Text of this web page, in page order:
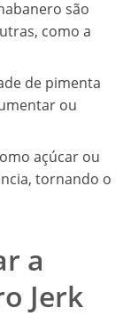
são
como a
de pimenta
ou
açúcar ou
tornando o
a
Jerk